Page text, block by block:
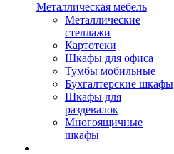
Металлическая мебель
Металлические
стеллажи
Картотеки
Шкафы для офиса
Тумбы мобильные
Бухгалтерские шкафы
Шкафы для
раздевалок
Многоящичные
шкафы